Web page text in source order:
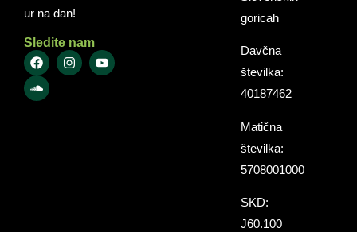
ur na dan!
Sledite nam
goricah
Davčna
številka:
40187462
Matična
številka:
5708001000
SKD:
J60.100